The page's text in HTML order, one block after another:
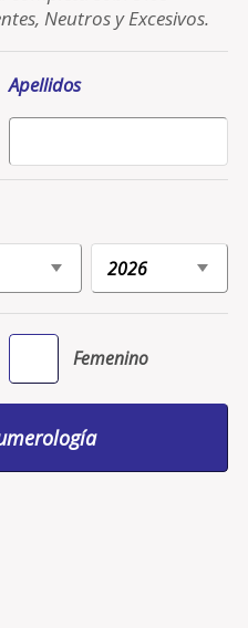
Neutros y Excesivos.
Apellidos
Femenino